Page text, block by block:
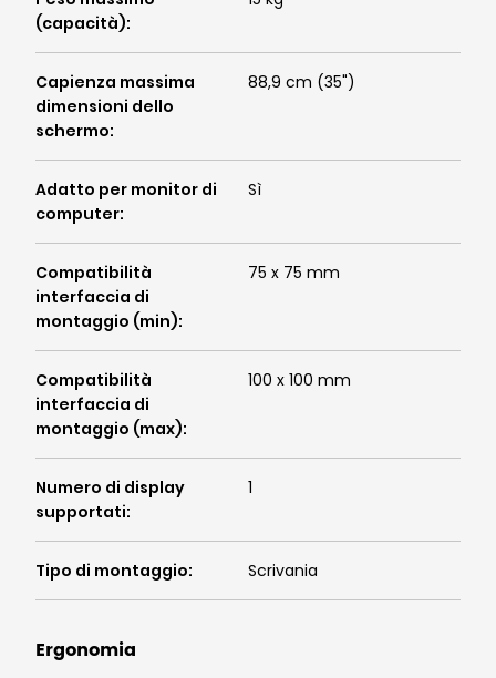
(capacità):
Capienza massima
dimensioni dello
schermo:
88,9 cm (35")
Adatto per monitor di
computer:
Sì
Compatibilità
interfaccia di
montaggio (min):
75 x 75 mm
Compatibilità
interfaccia di
montaggio (max):
100 x 100 mm
Numero di display
supportati:
1
Tipo di montaggio: Scrivania
Ergonomia